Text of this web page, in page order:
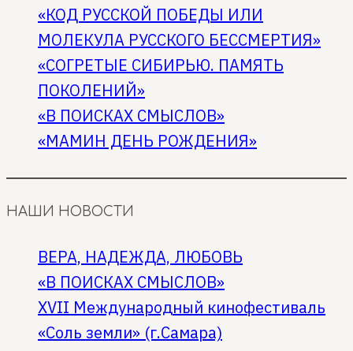
второй
показ
научно-
популярного
фильма
«В
«КОД РУССКОЙ ПОБЕДЫ ИЛИ
МОЛЕКУЛА РУССКОГО БЕССМЕРТИЯ»
«СОГРЕТЫЕ СИБИРЬЮ. ПАМЯТЬ
ПОКОЛЕНИЙ»
«В ПОИСКАХ СМЫСЛОВ»
«МАМИН ДЕНЬ РОЖДЕНИЯ»
НАШИ НОВОСТИ
ВЕРА, НАДЕЖДА, ЛЮБОВЬ
«В ПОИСКАХ СМЫСЛОВ»
XVII Международный кинофестиваль
«Соль земли» (г.Самара)